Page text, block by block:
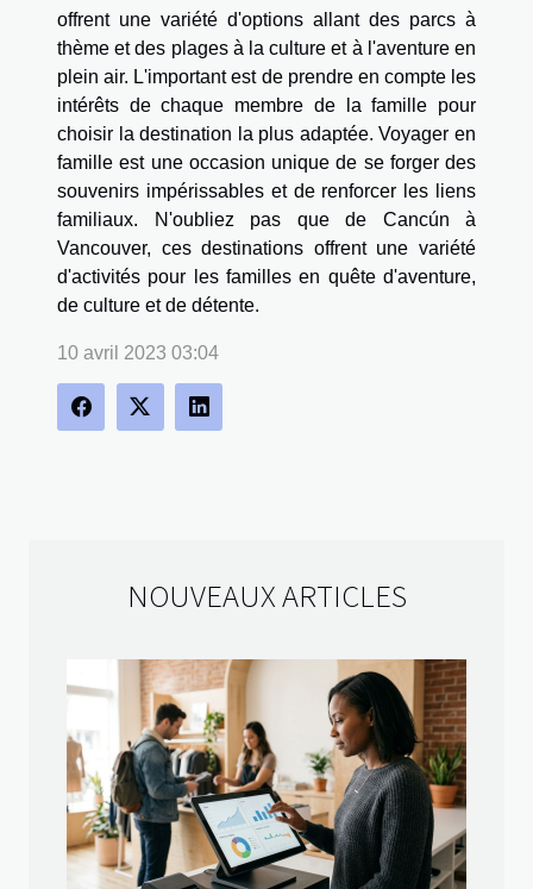
offrent une variété d'options allant des parcs à
thème et des plages à la culture et à l'aventure en
plein air. L'important est de prendre en compte les
intérêts de chaque membre de la famille pour
choisir la destination la plus adaptée. Voyager en
famille est une occasion unique de se forger des
souvenirs impérissables et de renforcer les liens
familiaux. N'oubliez pas que de Cancún à
Vancouver, ces destinations offrent une variété
d'activités pour les familles en quête d'aventure,
de culture et de détente.
10 avril 2023 03:04
NOUVEAUX ARTICLES